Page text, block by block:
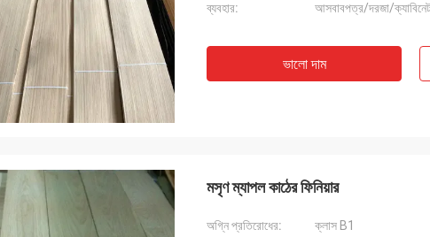
ব্যবহার:
আসবাবপত্র/দরজা/
ভালো দাম
মসৃণ ম্যাপল কাঠের ফিনিয়ার
অগ্নি প্রতিরোধের:
ক্লাস B1